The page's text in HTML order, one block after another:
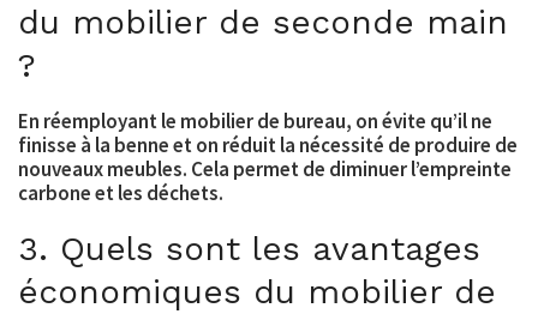
du mobilier de seconde main
?
En réemployant le mobilier de bureau, on évite qu’il ne
finisse à la benne et on réduit la nécessité de produire de
nouveaux meubles. Cela permet de diminuer l’empreinte
carbone et les déchets.
3. Quels sont les avantages
économiques du mobilier de